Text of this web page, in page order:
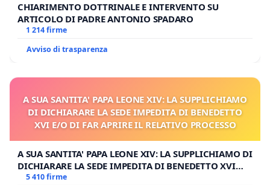
CHIARIMENTO DOTTRINALE E INTERVENTO SU
ARTICOLO DI PADRE ANTONIO SPADARO
1 214 firme
Avviso di trasparenza
A SUA SANTITA' PAPA LEONE XIV: LA SUPPLICHIAMO
DI DICHIARARE LA SEDE IMPEDITA DI BENEDETTO
XVI E/O DI FAR APRIRE IL RELATIVO PROCESSO
A SUA SANTITA' PAPA LEONE XIV: LA SUPPLICHIAMO DI
DICHIARARE LA SEDE IMPEDITA DI BENEDETTO XVI
E/O DI FAR APRIRE IL RELATIVO PROCESSO
5 410 firme